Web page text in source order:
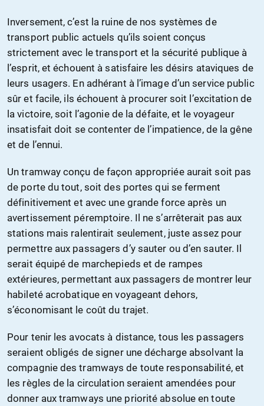
Inversement, c’est la ruine de nos systèmes de
transport public actuels qu’ils soient conçus
strictement avec le transport et la sécurité publique à
l’esprit, et échouent à satisfaire les désirs ataviques de
leurs usagers. En adhérant à l’image d’un service public
sûr et facile, ils échouent à procurer soit l’excitation de
la victoire, soit l’agonie de la défaite, et le voyageur
insatisfait doit se contenter de l’impatience, de la gêne
et de l’ennui.
Un tramway conçu de façon appropriée aurait soit pas
de porte du tout, soit des portes qui se ferment
définitivement et avec une grande force après un
avertissement péremptoire. Il ne s’arrêterait pas aux
stations mais ralentirait seulement, juste assez pour
permettre aux passagers d’y sauter ou d’en sauter. Il
serait équipé de marchepieds et de rampes
extérieures, permettant aux passagers de montrer leur
habileté acrobatique en voyageant dehors,
s’économisant le coût du trajet.
Pour tenir les avocats à distance, tous les passagers
seraient obligés de signer une décharge absolvant la
compagnie des tramways de toute responsabilité, et
les règles de la circulation seraient amendées pour
donner aux tramways une priorité absolue en toute